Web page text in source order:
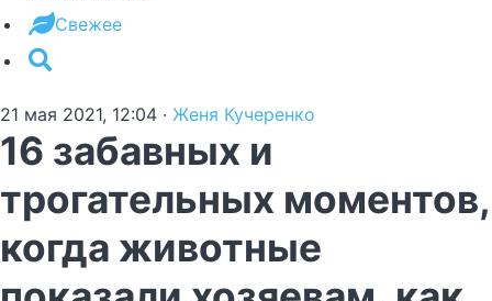
Свежее
21 мая 2021, 12:04 · Женя Кучеренко
16 забавных и
трогательных моментов,
когда животные